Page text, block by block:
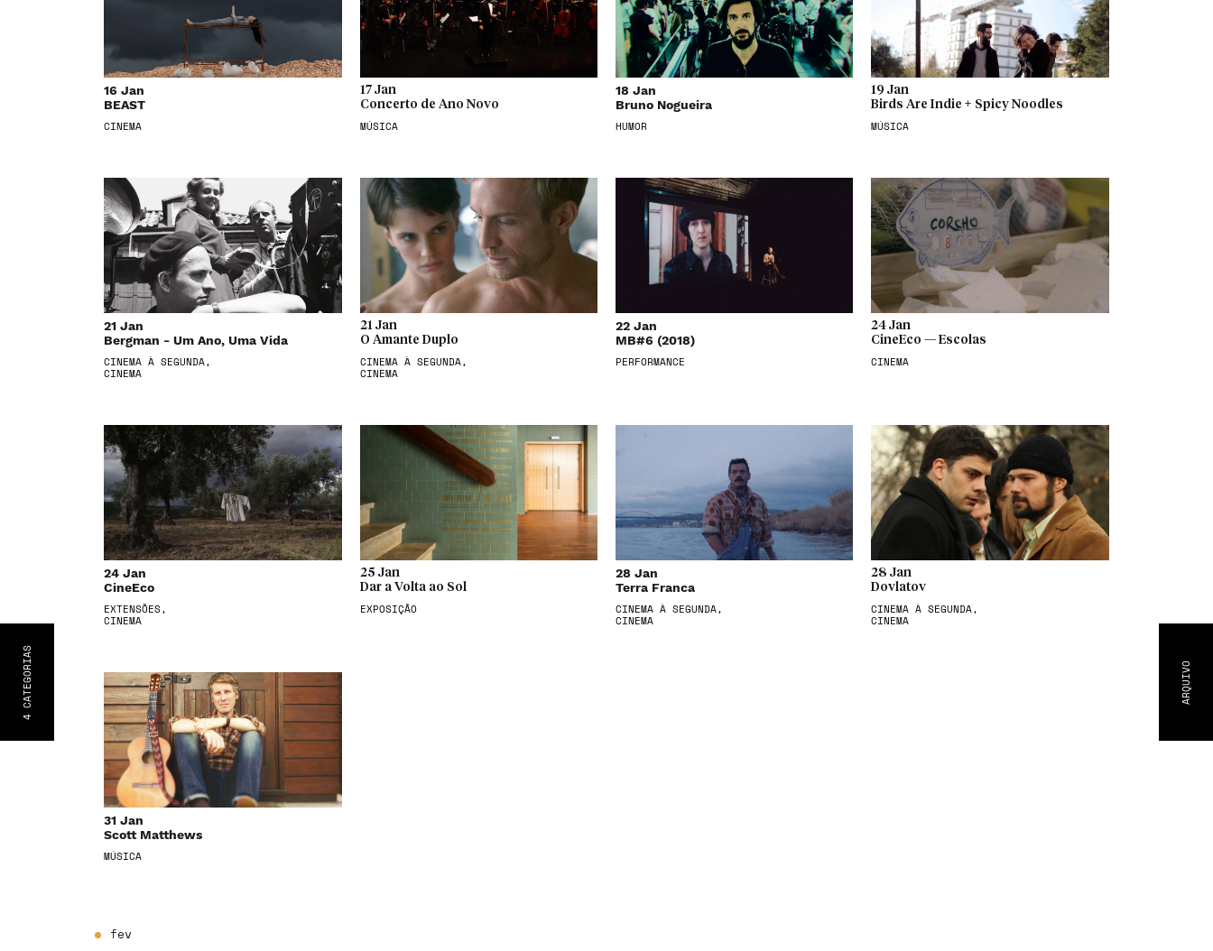
ARQUIVO
4
CATEGORIA
S
16 Jan
BEAST
CINEMA
17 Jan
Concerto de Ano Novo
MÚSICA
18 Jan
Bruno Nogueira
HUMOR
19 Jan
Birds Are Indie + Spicy Noodles
MÚSICA
21 Jan
Bergman - Um Ano, Uma Vida
CINEMA À SEGUNDA,
CINEMA
21 Jan
O Amante Duplo
CINEMA À SEGUNDA,
CINEMA
22 Jan
MB#6 (2018)
PERFORMANCE
24 Jan
CineEco — Escolas
CINEMA
24 Jan
CineEco
EXTENSÕES,
CINEMA
25 Jan
Dar a Volta ao Sol
EXPOSIÇÃO
28 Jan
Terra Franca
CINEMA À SEGUNDA,
CINEMA
28 Jan
Dovlatov
CINEMA À SEGUNDA,
CINEMA
31 Jan
Scott Matthews
MÚSICA
fev